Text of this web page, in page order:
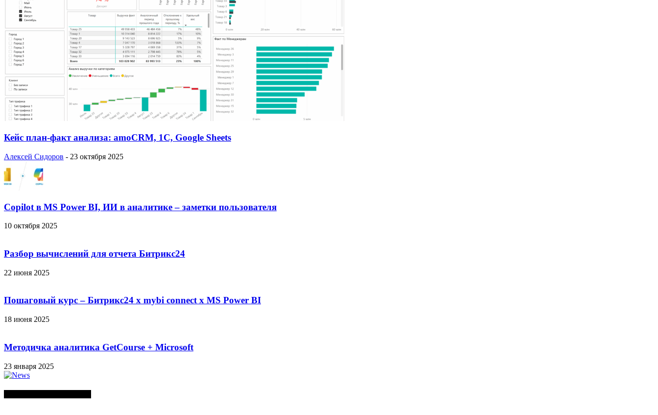
Кейс план-факт анализа: amoCRM, 1C, Google Sheets
Алексей Сидоров - 23 октября 2025
Copilot в MS Power BI, ИИ в аналитике – заметки пользователя
10 октября 2025
Разбор вычислений для отчета Битрикс24
22 июня 2025
Пошаговый курс – Битрикс24 х mybi connect х MS Power BI
18 июня 2025
Методичка аналитика GetCourse + Microsoft
23 января 2025